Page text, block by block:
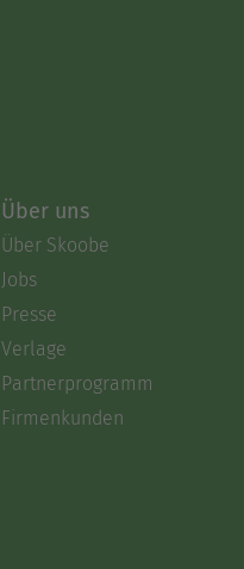
Über uns
Über Skoobe
Jobs
Presse
Verlage
Partnerprogramm
Firmenkunden